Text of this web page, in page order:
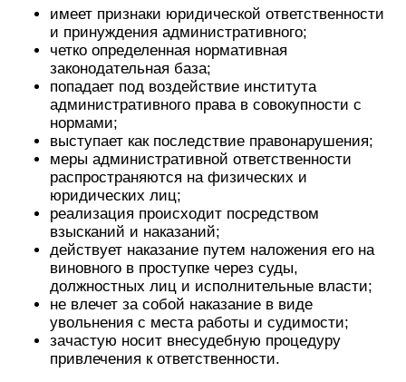
имеет признаки юридической ответственности
и принуждения административного;
четко определенная нормативная
законодательная база;
попадает под воздействие института
административного права в совокупности с
нормами;
выступает как последствие правонарушения;
меры административной ответственности
распространяются на физических и
юридических лиц;
реализация происходит посредством
взысканий и наказаний;
действует наказание путем наложения его на
виновного в проступке через суды,
должностных лиц и исполнительные власти;
не влечет за собой наказание в виде
увольнения с места работы и судимости;
зачастую носит внесудебную процедуру
привлечения к ответственности.